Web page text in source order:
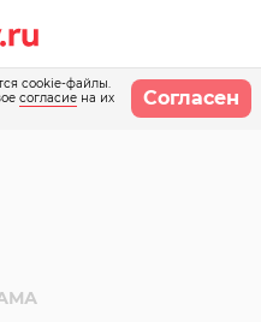
cookie-файлы.
согласие на их
Согласен